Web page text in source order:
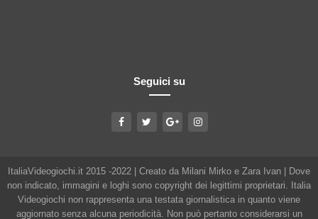
Seguici su
ItaliaVideogiochi.it 2015 -2022 | Creato da Milani Mirko e Zara Ivan | Dove
non indicato, immagini e loghi sono copyright dei legittimi proprietari. Italia
Videogiochi non rappresenta una testata giornalistica in quanto viene
aggiornato senza alcuna periodicità. Non può pertanto considerarsi un